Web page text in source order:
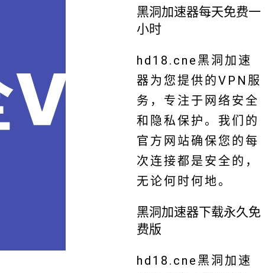
黑洞加速器每天免费一
小时
hd18.cne黑洞加速
器为您提供的VPN服
务，专注于网络安全
和隐私保护。我们的
官方网站确保您的每
次连接都是安全的，
无论何时何地。
黑洞加速器下载永久免
费版
hd18.cne黑洞加速